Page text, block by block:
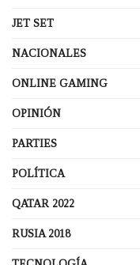
JET SET
NACIONALES
ONLINE GAMING
OPINIÓN
PARTIES
POLÍTICA
QATAR 2022
RUSIA 2018